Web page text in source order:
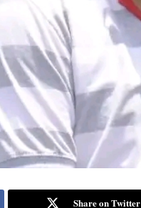
Share on Twitter